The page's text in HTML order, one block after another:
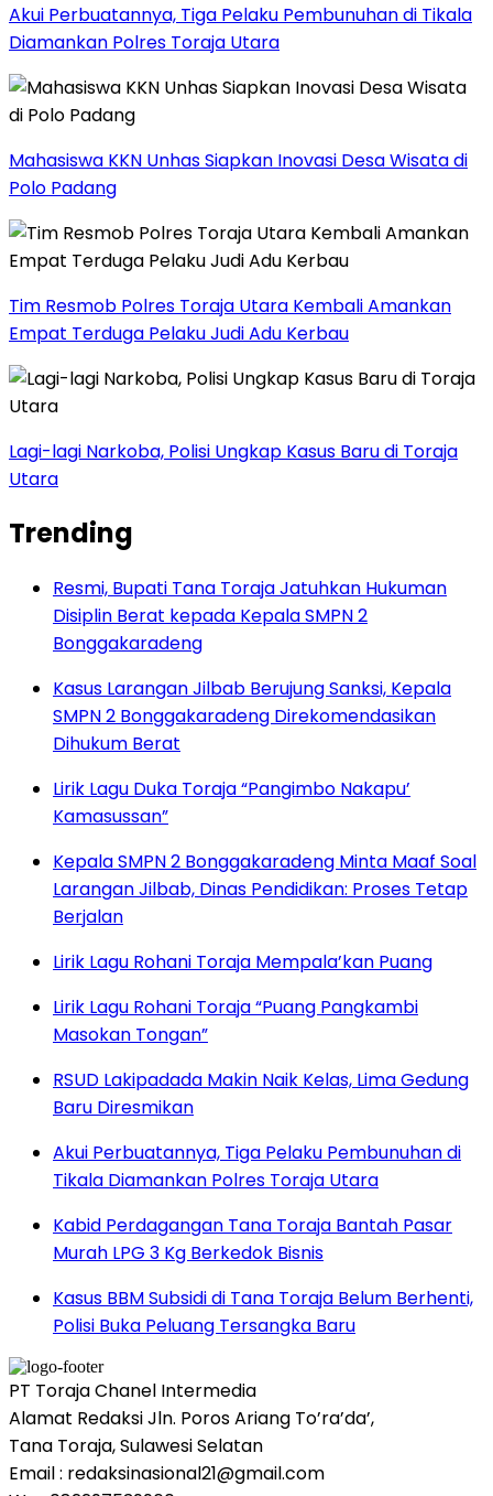
Akui Perbuatannya, Tiga Pelaku Pembunuhan di Tikala
Diamankan Polres Toraja Utara
Mahasiswa KKN Unhas Siapkan Inovasi Desa Wisata di
Polo Padang
Tim Resmob Polres Toraja Utara Kembali Amankan
Empat Terduga Pelaku Judi Adu Kerbau
Lagi-lagi Narkoba, Polisi Ungkap Kasus Baru di Toraja
Utara
Trending
Resmi, Bupati Tana Toraja Jatuhkan Hukuman
Disiplin Berat kepada Kepala SMPN 2
Bonggakaradeng
Kasus Larangan Jilbab Berujung Sanksi, Kepala
SMPN 2 Bonggakaradeng Direkomendasikan
Dihukum Berat
Lirik Lagu Duka Toraja “Pangimbo Nakapu’
Kamasussan”
Kepala SMPN 2 Bonggakaradeng Minta Maaf Soal
Larangan Jilbab, Dinas Pendidikan: Proses Tetap
Berjalan
Lirik Lagu Rohani Toraja Mempala’kan Puang
Lirik Lagu Rohani Toraja “Puang Pangkambi
Masokan Tongan”
RSUD Lakipadada Makin Naik Kelas, Lima Gedung
Baru Diresmikan
Akui Perbuatannya, Tiga Pelaku Pembunuhan di
Tikala Diamankan Polres Toraja Utara
Kabid Perdagangan Tana Toraja Bantah Pasar
Murah LPG 3 Kg Berkedok Bisnis
Kasus BBM Subsidi di Tana Toraja Belum Berhenti,
Polisi Buka Peluang Tersangka Baru
PT Toraja Chanel Intermedia
Alamat Redaksi Jln. Poros Ariang To’ra’da’,
Tana Toraja, Sulawesi Selatan
Email : redaksinasional21@gmail.com